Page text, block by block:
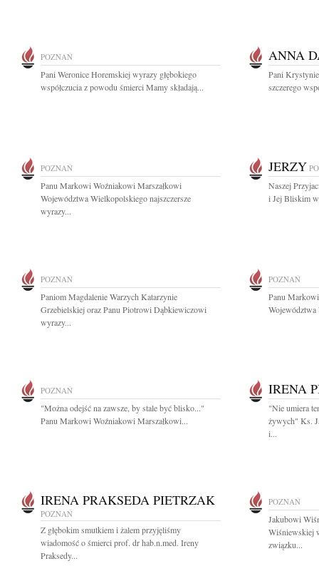
POZNAŃ
Pani Weronice Horemskiej wyrazy głębokiego
współczucia z powodu śmierci Mamy składają...
ANNA
Pani
szczerego
POZNAŃ
Panu Markowi Woźniakowi Marszałkowi
Województwa Wielkopolskiego najszczersze
wyrazy...
JERZY
Naszej
i Jej Bliskim
POZNAŃ
Paniom Magdalenie Warzych Katarzynie
Grzebielskiej oraz Panu Piotrowi Dąbkiewiczowi
wyrazy...
POZNAŃ
Panu
Województwa
POZNAŃ
"Można odejść na zawsze, by stale być blisko..."
Panu Markowi Woźniakowi Marszałkowi...
IRENA
"Nie umiera
żywych" Ks.
i...
IRENA PRAKSEDA PIETRZAK
POZNAŃ
Z głębokim smutkiem i żalem przyjęliśmy
wiadomość o śmierci prof. dr hab.n.med. Ireny
Praksedy...
POZNAŃ
Jakubowi
Wiśniewskiej
związku...